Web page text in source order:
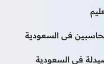
فى السعودية
فى السعودية